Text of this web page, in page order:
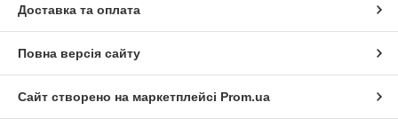
Доставка та оплата
Повна версія сайту
Сайт створено на маркетплейсі Prom.ua